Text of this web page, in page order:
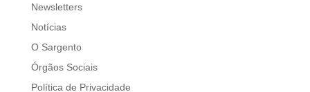
Newsletters
Notícias
O Sargento
Órgãos Sociais
Política de Privacidade